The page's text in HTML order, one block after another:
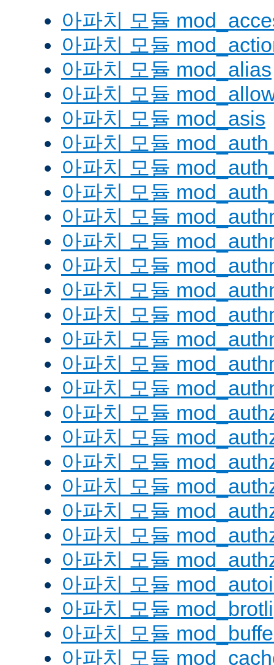
아파치 모듈
아파치 모듈
아파치 모듈 mod_alias
아파치 모듈
아파치 모듈 mod_asis
아파치 모듈
아파치 모듈
아파치 모듈
아파치 모듈
아파치 모듈
아파치 모듈
아파치 모듈
아파치 모듈
아파치 모듈
아파치 모듈
아파치 모듈
아파치 모듈
아파치 모듈
아파치 모듈
아파치 모듈
아파치 모듈
아파치 모듈
아파치 모듈
아파치 모듈
아파치 모듈 mod_brotli
아파치 모듈
아파치 모듈